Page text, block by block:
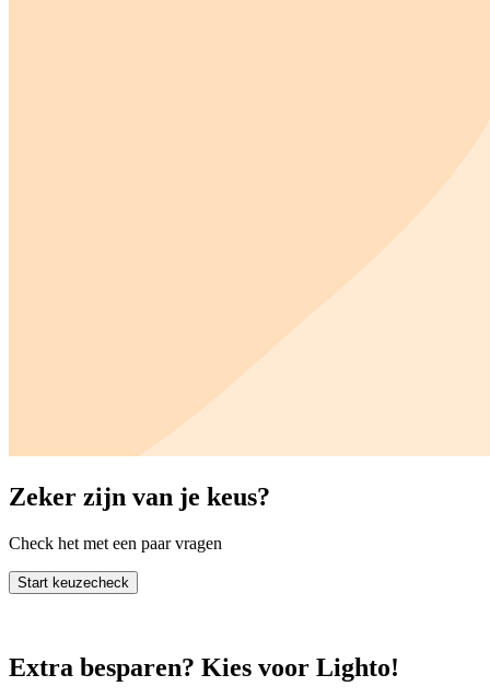
Zeker zijn van je keus?
Check het met een paar vragen
Start keuzecheck
Extra besparen? Kies voor Lighto!